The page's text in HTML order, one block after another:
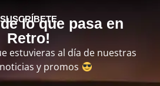
SUSCRÍBETE
lo que pasa en
Retro!
estuvieras al día de nuestras
y promos